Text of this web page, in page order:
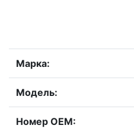
Марка:
Модель:
Номер OEM: